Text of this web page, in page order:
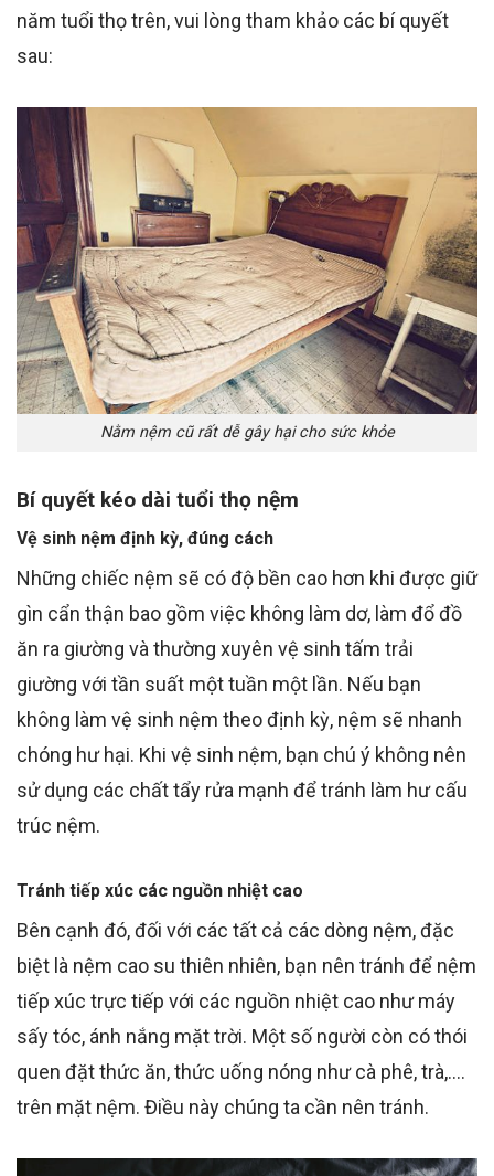
năm tuổi thọ trên, vui lòng tham khảo các bí quyết
sau:
Nằm nệm cũ rất dễ gây hại cho sức khỏe
Bí quyết kéo dài tuổi thọ nệm
Vệ sinh nệm định kỳ, đúng cách
Những chiếc nệm sẽ có độ bền cao hơn khi được giữ
gìn cẩn thận bao gồm việc không làm dơ, làm đổ đồ
ăn ra giường và thường xuyên vệ sinh tấm trải
giường với tần suất một tuần một lần. Nếu bạn
không làm vệ sinh nệm theo định kỳ, nệm sẽ nhanh
chóng hư hại. Khi vệ sinh nệm, bạn chú ý không nên
sử dụng các chất tẩy rửa mạnh để tránh làm hư cấu
trúc nệm.
Tránh tiếp xúc các nguồn nhiệt cao
Bên cạnh đó, đối với các tất cả các dòng nệm, đặc
biệt là nệm cao su thiên nhiên, bạn nên tránh để nệm
tiếp xúc trực tiếp với các nguồn nhiệt cao như máy
sấy tóc, ánh nắng mặt trời. Một số người còn có thói
quen đặt thức ăn, thức uống nóng như cà phê, trà,….
trên mặt nệm. Điều này chúng ta cần nên tránh.